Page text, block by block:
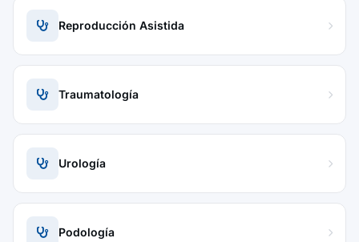
Reproducción Asistida
Traumatología
Urología
Podología